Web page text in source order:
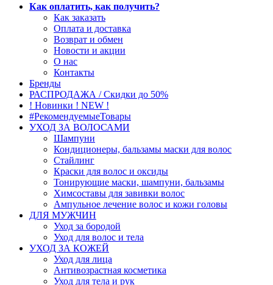
Как оплатить, как получить?
Как заказать
Оплата и доставка
Возврат и обмен
Новости и акции
О нас
Контакты
Бренды
РАСПРОДАЖА / Скидки до 50%
! Новинки ! NEW !
#РекомендуемыеТовары
УХОД ЗА ВОЛОСАМИ
Шампуни
Кондиционеры, бальзамы маски для волос
Стайлинг
Краски для волос и оксиды
Тонирующие маски, шампуни, бальзамы
Химсоставы для завивки волос
Ампульное лечение волос и кожи головы
ДЛЯ МУЖЧИН
Уход за бородой
Уход для волос и тела
УХОД ЗА КОЖЕЙ
Уход для лица
Антивозрастная косметика
Уход для тела и рук